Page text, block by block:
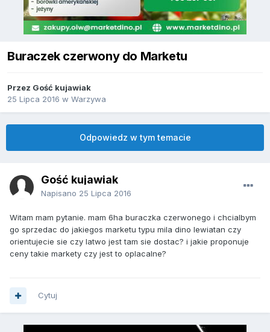
Buraczek czerwony do Marketu
Przez Gość kujawiak
25 Lipca 2016 w Warzywa
Odpowiedz w tym temacie
Gość kujawiak
Napisano 25 Lipca 2016
Witam mam pytanie. mam 6ha buraczka czerwonego i chcialbym
go sprzedac do jakiegos marketu typu mila dino lewiatan czy
orientujecie sie czy latwo jest tam sie dostac? i jakie proponuje
ceny takie markety czy jest to oplacalne?
Cytuj